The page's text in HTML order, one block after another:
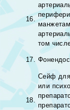
16.
том
17.
18.
Сейф для
или